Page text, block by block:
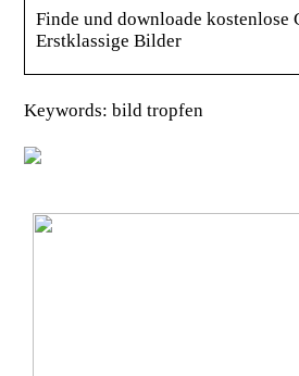
Finde und downloade
Erstklassige Bilder
Keywords: bild tropfen